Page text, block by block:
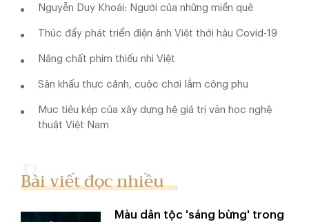
Nguyễn Duy Khoái: Người của những miền quê
Thúc đẩy phát triển điện ảnh Việt thời hậu Covid-19
Nâng chất phim thiếu nhi Việt
Sân khấu thực cảnh, cuộc chơi lắm công phu
Mục tiêu kép của xây dựng hệ giá trị văn học nghệ
thuật Việt Nam
Bài viết đọc nhiều
Màu dân tộc 'sáng bừng' trong